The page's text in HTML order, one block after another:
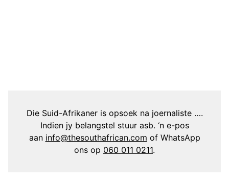
Die Suid-Afrikaner is opsoek na joernaliste ….
Indien jy belangstel stuur asb. ‘n e-pos
aan info@thesouthafrican.com of WhatsApp
ons op 060 011 0211.